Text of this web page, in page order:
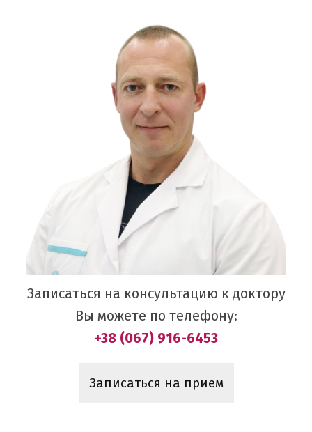
Записаться на консультацию к доктору
Вы можете по телефону:
+38 (067) 916-6453
Записаться на прием